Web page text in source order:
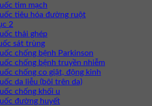
tim mạch
tiêu hóa đường ruột
2
thải ghép
sát trùng
chống bệnh Parkinson
chống bệnh truyền nhiễm
chống co giật, động kinh
da liễu (bôi trên da)
chống khối u
đường huyết